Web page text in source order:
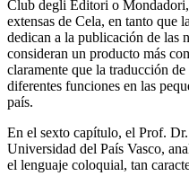
Club degli Editori o
extensas de Cela, en tanto que
dedican a la publicación de las
consideran un producto más
claramente que la traducción
diferentes funciones en las
país.
En el sexto capítulo, el Prof.
Universidad del País Vasco,
el lenguaje coloquial, tan